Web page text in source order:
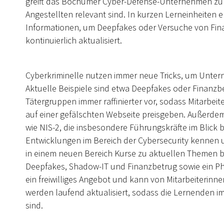
Angestellten relevant sind. In kurzen Lerneinheiten
Informationen, um Deepfakes oder Versuche von
kontinuierlich aktualisiert.
Cyberkriminelle nutzen immer neue Tricks, um
Aktuelle Beispiele sind etwa Deepfakes oder
Tätergruppen immer raffinierter vor, sodass
auf einer gefälschten Webseite preisgeben.
wie NIS-2, die insbesondere Führungskräfte im
Entwicklungen im Bereich der Cybersecurity
in einem neuen Bereich Kurse zu aktuellen Themen
Deepfakes, Shadow-IT und Finanzbetrug sowie ein
ein freiwilliges Angebot und kann von
werden laufend aktualisiert, sodass die Lernenden
sind.